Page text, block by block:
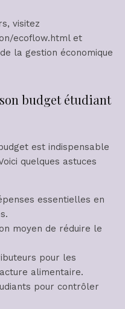
visitez
ecoflow.html et
la gestion économique
budget étudiant
est indispensable
quelques astuces
essentielles en
moyen de réduire le
pour les
alimentaire.
pour contrôler